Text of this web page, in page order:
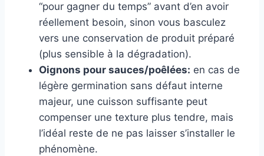
“pour gagner du temps” avant d’en avoir
réellement besoin, sinon vous basculez
vers une conservation de produit préparé
(plus sensible à la dégradation).
Oignons pour sauces/poêlées: en cas de
légère germination sans défaut interne
majeur, une cuisson suffisante peut
compenser une texture plus tendre, mais
l’idéal reste de ne pas laisser s’installer le
phénomène.